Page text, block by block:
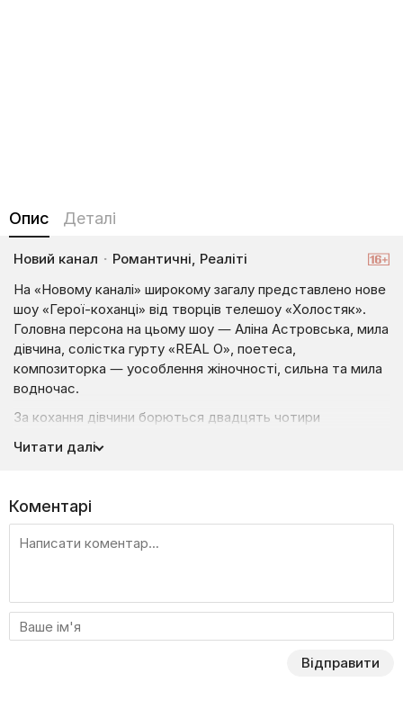
Опис Деталі
Новий канал · Романтичні, Реаліті
На «Новому каналі» широкому загалу представлено нове
шоу «Герої-коханці» від творців телешоу «Холостяк».
Головна персона на цьому шоу — Аліна Астровська, мила
дівчина, солістка гурту «REAL O», поетеса,
композиторка — уособлення жіночності, сильна та мила
водночас.
За кохання дівчини борються двадцять чотири
за характером, темпераментом, зі своїми уявленнями
Кожен випуск шоу присвячений побаченню Аліни
з чоловіком, який пройшов для цього попереднє змагання
з іншими конкурентами.
мною посіла цілеспрямована та цікава людина». З усіх
чоловіків-суперників обрати одного головній героїні
допомагає ведуча проекту — Сніжана Єгорова.
це романтика, справжні
Читати далі
Коментарі
Відправити